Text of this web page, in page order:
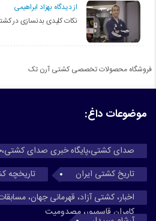
از دیدگاه بهزاد ابراهیمی
نکات کلیدی بدنسازی در
فروشگاه محصولات تخصصی کشتی آرن تک
موضوعات داغ:
صدای کشتی،پایگاه خبری صدای
تاریخ کشتی ایران
تاریخچه
اخبار، کشتی آزاد، قهرمانی جهان،
کامران قاسمپور، مصدومیت